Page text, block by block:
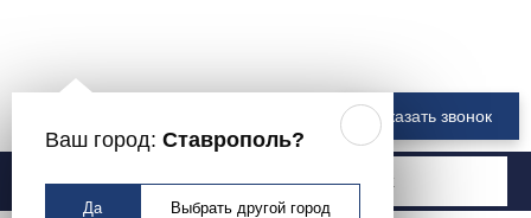
Ваш город: Ставрополь?
Да Выбрать другой город
Заказать звонок
Москва